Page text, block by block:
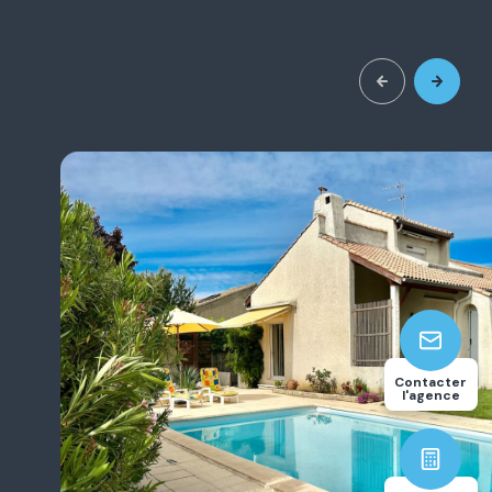
3
chambre(s)
117.94
m²
Contacter
l'agence